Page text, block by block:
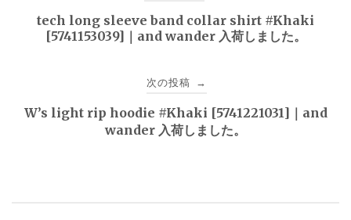
ゲ
tech long sleeve band collar shirt #Khaki
[5741153039]｜and wander 入荷しました。
次の投稿 →
W’s light rip hoodie #Khaki [5741221031]｜and
wander 入荷しました。